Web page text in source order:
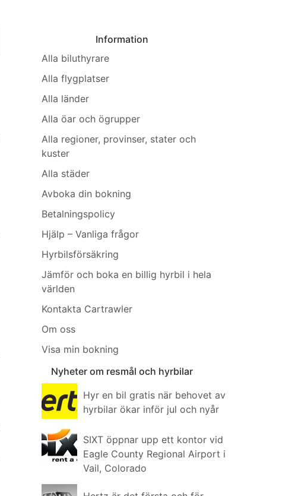
Information
Alla biluthyrare
Alla flygplatser
Alla länder
Alla öar och ögrupper
Alla regioner, provinser, stater och
kuster
Alla städer
Avboka din bokning
Betalningspolicy
Hjälp – Vanliga frågor
Hyrbilsförsäkring
Jämför och boka en billig hyrbil i hela
världen
Kontakta Cartrawler
Om oss
Visa min bokning
Nyheter om resmål och hyrbilar
Hyr en bil gratis när behovet av
hyrbilar ökar inför jul och nyår
SIXT öppnar upp ett kontor vid
Eagle County Regional Airport i
Vail, Colorado